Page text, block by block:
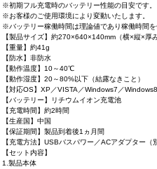
※初期フル充電時のバッテリー性能の目安です。
※お客様のご使用環境により変動いたします。
※バッテリー稼働時間は理論値であり稼働時間を
【製品サイズ】約270×640×140mm（横×縦×厚み
【重量】約41g
【防水】非防水
【動作温度】10～40℃
【動作湿度】20～80%以下（結露なきこと）
【対応OS】XP／VISTA／Windows7／
【バッテリー】リチウムイオン充電池
【充電時間】約2時間
【生産国】中国
【保証期間】製品到着後1ヵ月間
【充電方法】USBバスパワー／ACアダプター（
【セット内容】
1.製品本体